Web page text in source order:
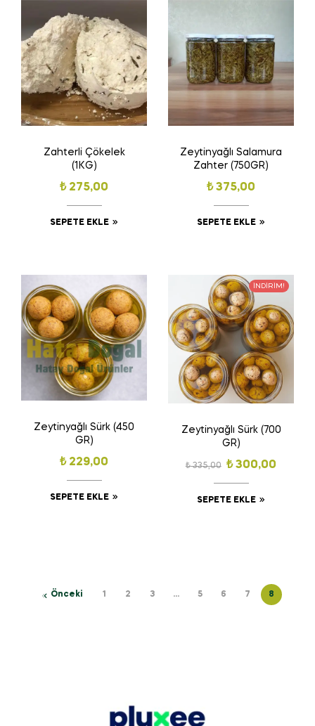
Zahterli Çökelek
(1KG)
₺275,00
SEPETE EKLE
Zeytinyağlı Salamura
Zahter (750GR)
₺375,00
SEPETE EKLE
Zeytinyağlı Sürk (450
GR)
₺229,00
SEPETE EKLE
İNDIRIM!
Zeytinyağlı Sürk (700
GR)
₺335,00 ₺300,00
SEPETE EKLE
Önceki 1 2 3 … 5 6 7 8